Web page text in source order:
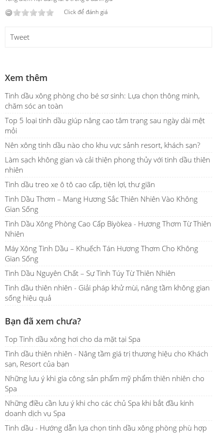
Click để đánh giá
Tweet
Xem thêm
Tinh dầu xông phòng cho bé sơ sinh: Lựa chọn thông minh,
chăm sóc an toàn
Top 5 loại tinh dầu giúp nâng cao tâm trạng sau ngày dài mệt
mỏi
Nên xông tinh dầu nào cho khu vực sảnh resort, khách sạn?
Làm sạch không gian và cải thiện phong thủy với tinh dầu thiên
nhiên
Tinh dầu treo xe ô tô cao cấp, tiện lợi, thư giãn
Tinh Dầu Thơm – Mang Hương Sắc Thiên Nhiên Vào Không
Gian Sống
Tinh Dầu Xông Phòng Cao Cấp Biyòkea - Hương Thơm Từ Thiên
Nhiên
Máy Xông Tinh Dầu – Khuếch Tán Hương Thơm Cho Không
Gian Sống
Tinh Dầu Nguyên Chất – Sự Tinh Túy Từ Thiên Nhiên
Tinh dầu thiên nhiên - Giải pháp khử mùi, nâng tầm không gian
sống hiệu quả
Bạn đã xem chưa?
Top Tinh dầu xông hơi cho da mặt tại Spa
Tinh dầu thiên nhiên - Nâng tầm giá trị thương hiệu cho Khách
sạn, Resort của bạn
Những lưu ý khi gia công sản phẩm mỹ phẩm thiên nhiên cho
Spa
Những điều cần lưu ý khi cho các chủ Spa khi bắt đầu kinh
doanh dịch vụ Spa
Tinh dầu - Hướng dẫn lựa chọn tinh dầu xông phòng phù hợp